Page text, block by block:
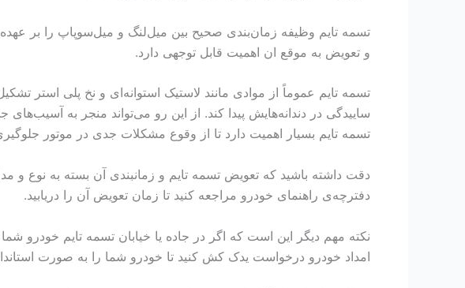
تسمه تایم وظیفه زمان‌بندی صحیح بین میل‌لنگ و میل‌سوپاپ را بر
و تعویض به موقع ان اهمیت قابل توجهی دارد.
تسمه تایم عموماً از موادی مانند لاستیک استوانه‌ای و نخ پلی استر
ساییدگی در دندانه‌هایش پیدا کند. از این رو می‌تواند منجر به
تسمه تایم بسیار اهمیت دارد تا از وقوع مشکلات جدی در موتور
دقت داشته باشید که تعویض تسمه تایم و زمانبندی آن بسته به نوع و
دفترچه‌ی راهنمای خودرو مراجعه کنید تا زمان تعویض آن را دریابید.
نکته مهم دیگر این است که اگر در جاده یا خیابان تسمه تایم خودرو
امداد خودرو درخواست یدک کش کنید تا خودرو شما را به صورت